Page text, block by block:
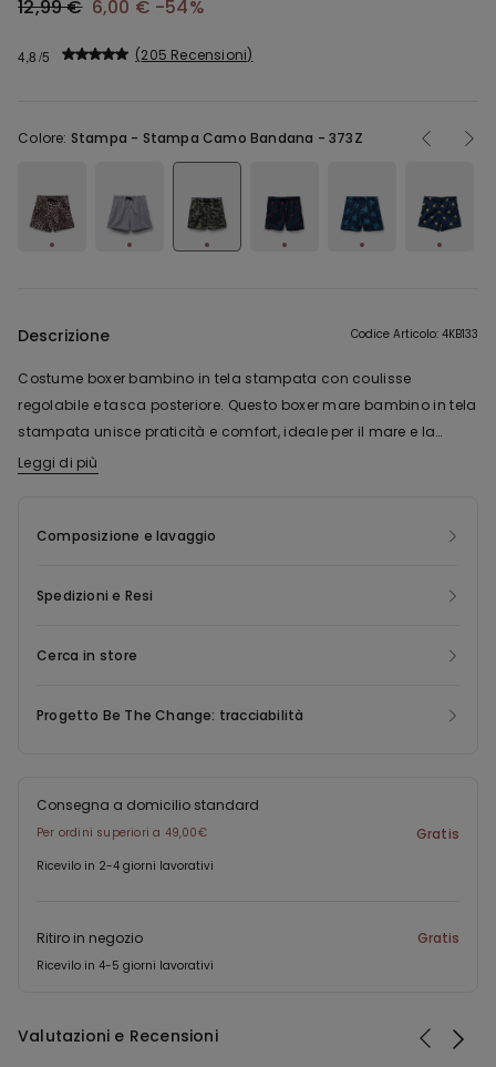
12,99 € 6,00 € -54%
4,8 205 Recensioni
Colore: Stampa - Stampa Camo Bandana - 373Z
Descrizione Codice Articolo: 4KB133
Costume boxer bambino in tela stampata con coulisse
regolabile e tasca posteriore. Questo boxer mare bambino in tela
stampata unisce praticità e comfort, ideale per il mare e la
piscina.
Leggi di più
Composizione e lavaggio
Spedizioni e Resi
Cerca in store
Progetto Be The Change: tracciabilità
Consegna a domicilio standard
Per ordini superiori a 49,00€ Gratis
Ricevilo in 2-4 giorni lavorativi
Ritiro in negozio Gratis
Ricevilo in 4-5 giorni lavorativi
Valutazioni e Recensioni